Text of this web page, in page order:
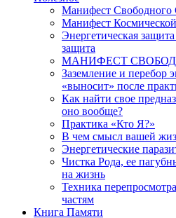
Манифест Свободного
Манифест
Энергетическая
защита
МАНИФЕСТ
Заземление и перебор
«выносит» после
Как найти свое
оно вообще?
Практика «Кто Я?»
В чем смысл вашей
Энергетические
Чистка Рода, ее
на жизнь
Техника
частям
Книга Памяти